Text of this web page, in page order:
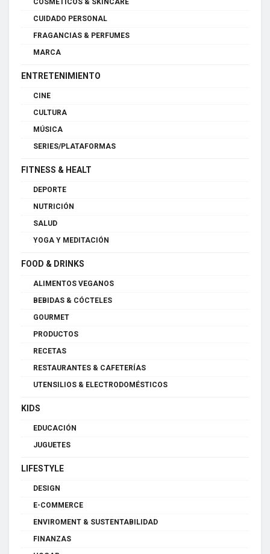
COSMÉTICOS & SKINCARE
CUIDADO PERSONAL
FRAGANCIAS & PERFUMES
MARCA
ENTRETENIMIENTO
CINE
CULTURA
MÚSICA
SERIES/PLATAFORMAS
FITNESS & HEALT
DEPORTE
NUTRICIÓN
SALUD
YOGA Y MEDITACIÓN
FOOD & DRINKS
ALIMENTOS VEGANOS
BEBIDAS & CÓCTELES
GOURMET
PRODUCTOS
RECETAS
RESTAURANTES & CAFETERÍAS
UTENSILIOS & ELECTRODOMÉSTICOS
KIDS
EDUCACIÓN
JUGUETES
LIFESTYLE
DESIGN
E-COMMERCE
ENVIROMENT & SUSTENTABILIDAD
FINANZAS